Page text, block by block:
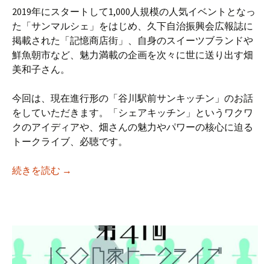
2019年にスタートして1,000人規模の人気イベントとなっ
た「サンマルシェ」をはじめ、久下自治振興会広報誌に
掲載された「記憶商店街」、自身のスイーツブランドや
鮮魚朝市など、魅力満載の企画を次々に世に送り出す畑
美和子さん。
今回は、現在進行形の「谷川駅前サンキッチン」のお話
をしていただきます。「シェアキッチン」というワクワ
クのアイディアや、畑さんの魅力やパワーの核心に迫る
トークライブ、必聴です。
続きを読む 【iso乃家トークライブVol.42】「谷川駅前サ
→